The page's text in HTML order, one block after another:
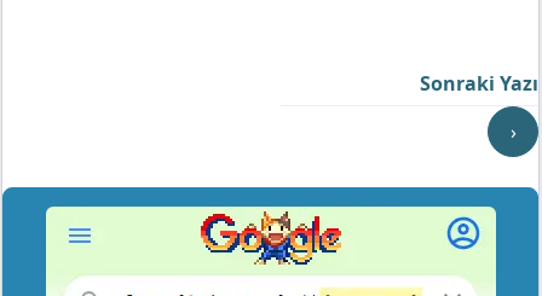
Sonraki Yazı
›